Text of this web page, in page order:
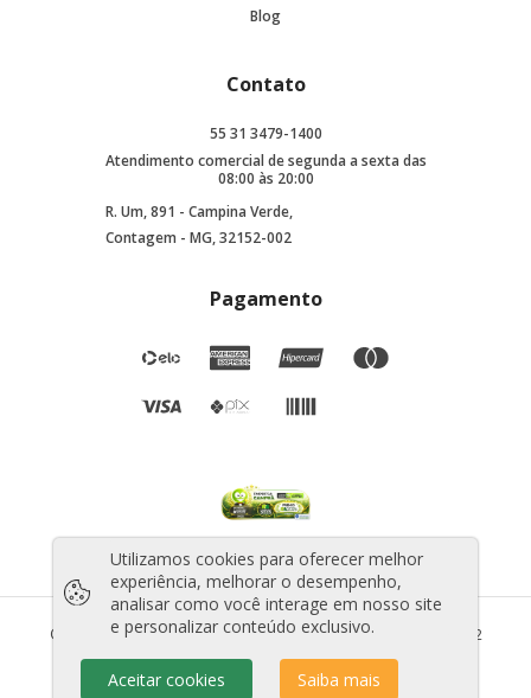
Blog
Contato
55 31 3479-1400
Atendimento comercial de segunda a sexta das
08:00 às 20:00
R. Um, 891 - Campina Verde,
Contagem - MG, 32152-002
Pagamento
©2025 Todos os direitos reservados - CNPJ: 44.706.010/0001-12
Utilizamos cookies para oferecer melhor
experiência, melhorar o desempenho,
analisar como você interage em nosso site
e personalizar conteúdo exclusivo.
Aceitar cookies Saiba mais